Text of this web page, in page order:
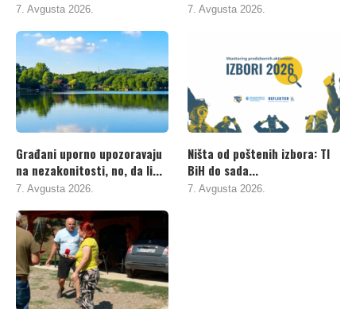
7. Avgusta 2026. 7. Avgusta 2026.
Građani uporno upozoravaju
na nezakonitosti, no, da li...
7. Avgusta 2026.
Ništa od poštenih izbora: TI
BiH do sada...
7. Avgusta 2026.